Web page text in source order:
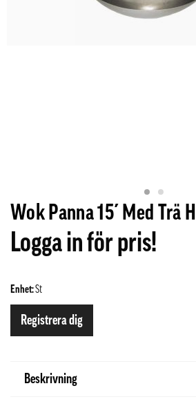
Wok Panna 15´ Med Trä
Logga in för pris!
Enhet:St
Registrera dig
Beskrivning